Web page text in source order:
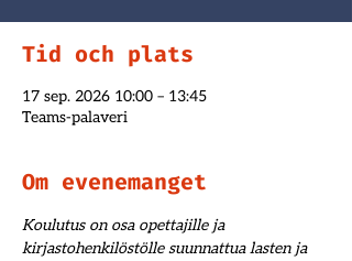
Tid och plats
17 sep. 2026 10:00 – 13:45
Teams-palaveri
Om evenemanget
Koulutus on osa opettajille ja
kirjastohenkilöstölle suunnattua lasten ja